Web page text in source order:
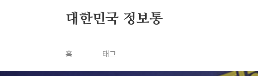
대한민국 정보통
홈 태그